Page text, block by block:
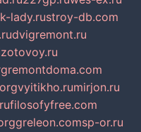
lady.rustroy-db.com
dvigremont.ru
remontdoma.com
vyitikho.rumirjon.ru
filosofyfree.com
greleon.comsp-or.ru